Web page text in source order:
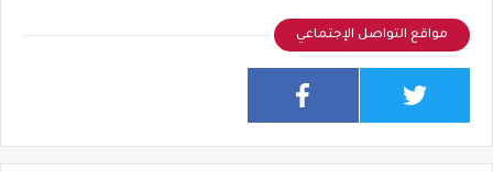
مواقع التواصل الإجتماعي